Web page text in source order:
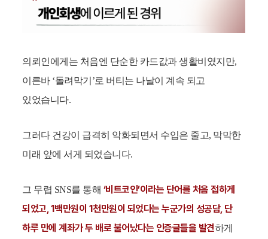
의뢰인에게는 처음엔 단순한 카드값과 생활비였지만,
이른바 ‘돌려막기’로 버티는 나날이 계속 되고
있었습니다.
그러다 건강이 급격히 악화되면서 수입은 줄고, 막막한
미래 앞에 서게 되었습니다.
그 무렵 SNS를 통해 ‘비트코인’이라는 단어를 처음 접하게
되었고, 1백만원이 1천만원이 되었다는 누군가의 성공담, 단
하루 만에 계좌가 두 배로 불어났다는 인증글들을 발견하게